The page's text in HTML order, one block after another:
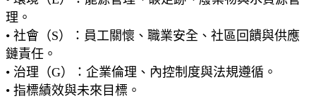
理。
• 社會（S）：員工關懷、職業安全、社區回饋與供應
鏈責任。
• 治理（G）：企業倫理、內控制度與法規遵循。
• 指標績效與未來目標。